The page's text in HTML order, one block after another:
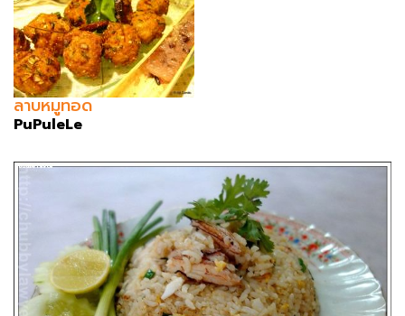
ลาบหมูทอด
PuPuleLe